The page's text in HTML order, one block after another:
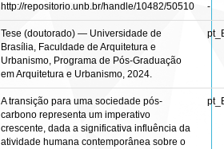
http://repositorio.unb.br/handle/10482/50510 -
Tese (doutorado) — Universidade de
Brasília, Faculdade de Arquitetura e
Urbanismo, Programa de Pós-Graduação
em Arquitetura e Urbanismo, 2024.
A transição para uma sociedade pós-
carbono representa um imperativo
crescente, dada a significativa influência da
atividade humana contemporânea sobre o